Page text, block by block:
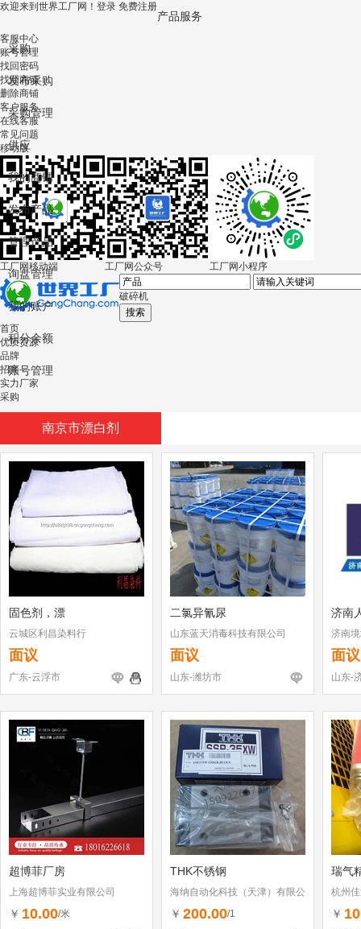
欢迎来到世界工厂网！ 登录 免费注册
产品服务
采购
发布采购
采购管理
供应
我的商铺
发布产品
管理产品
询盘管理
我的账户
积分余额
账号管理
客服中心
账号管理
找回密码
找回商铺
删除商铺
客户服务
在线客服
常见问题
移动版
工厂网移动端 工厂网公众号 工厂网小程序
破碎机
首页
优质货源
品牌
招商
实力厂家
采购
南京市漂白剂
固色剂，漂
云城区利昌染料行
面议
广东-云浮市
二氯异氰尿
山东蓝天消毒科技有限公司
面议
山东-潍坊市
济南
济南
面议
山东-
超博菲厂房
上海超博菲实业有限公司
￥ 10.00/米
THK不锈钢
海纳自动化科技（天津）有限公
司
￥ 200.00/1
瑞气
杭州
￥